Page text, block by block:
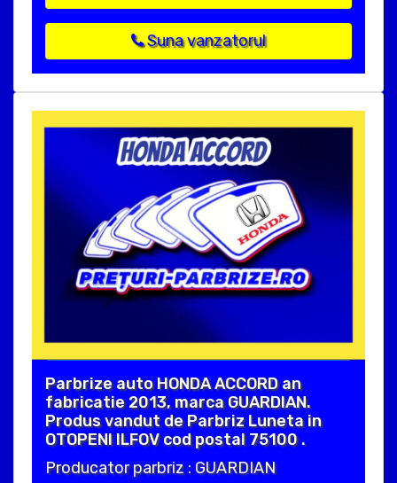
Suna vanzatorul
Parbrize auto HONDA ACCORD an
fabricatie 2013, marca GUARDIAN.
Produs vandut de Parbriz Luneta in
OTOPENI ILFOV cod postal 75100 .
Producator parbriz : GUARDIAN